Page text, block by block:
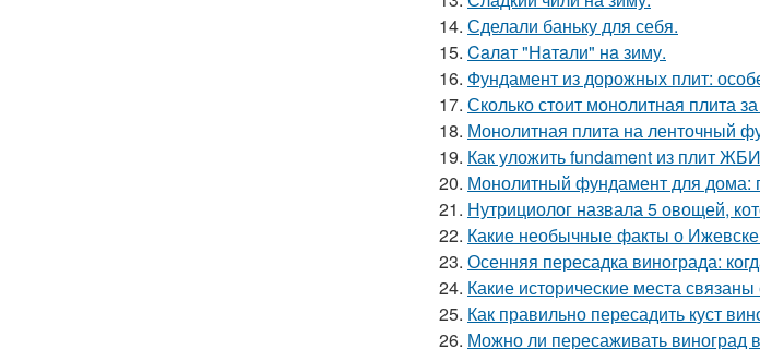
14. Сделали баньку для себя.
15. Caлaт "Нaтaли" нa зиму.
16. Фундамент из дорожных плит:
17. Сколько стоит монолитная плита
18. Монолитная плита на ленточный
19. Как уложить fundament из плит
20. Монолитный фундамент для дома:
21. Нутрициолог назвала 5 овощей,
22. Какие необычные факты о
23. Осенняя пересадка винограда:
24. Какие исторические места
25. Как правильно пересадить куст
26. Можно ли пересаживать виноград